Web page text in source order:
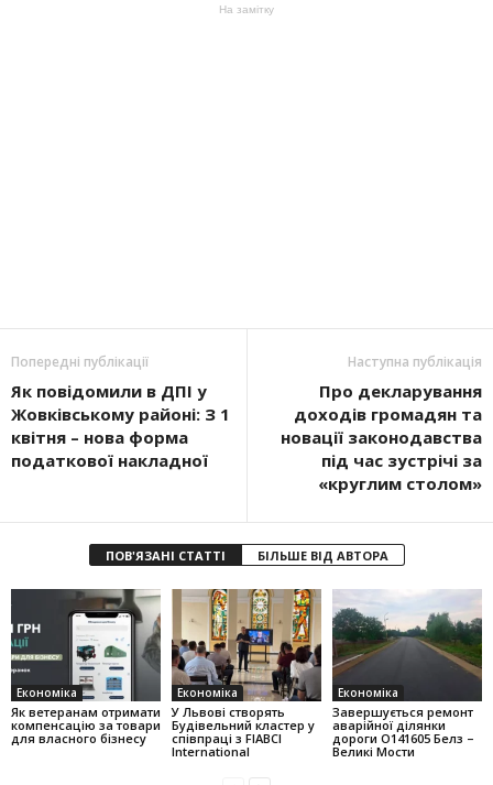
На замітку
Попередні публікації
Як повідомили в ДПІ у
Жовківському районі: З 1
квітня – нова форма
податкової накладної
Наступна публікація
Про декларування
доходів громадян та
новації законодавства
під час зустрічі за
«круглим столом»
ПОВ'ЯЗАНІ СТАТТІ БІЛЬШЕ ВІД АВТОРА
Економіка
Як ветеранам отримати
компенсацію за товари
для власного бізнесу
Економіка
У Львові створять
Будівельний кластер у
співпраці з FIABCI
International
Економіка
Завершується ремонт
аварійної ділянки
дороги О141605 Белз –
Великі Мости